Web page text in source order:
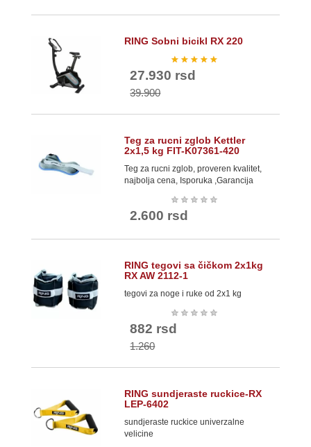
RING Sobni bicikl RX 220
★ ★ ★ ★ ★
27.930 rsd
39.900
Teg za rucni zglob Kettler
2x1,5 kg FIT-K07361-420
Teg za rucni zglob, proveren kvalitet,
najbolja cena, Isporuka ,Garancija
★ ★ ★ ★ ★
2.600 rsd
RING tegovi sa čičkom 2x1kg
RX AW 2112-1
tegovi za noge i ruke od 2x1 kg
★ ★ ★ ★ ★
882 rsd
1.260
RING sundjeraste ruckice-RX
LEP-6402
sundjeraste ruckice univerzalne
velicine